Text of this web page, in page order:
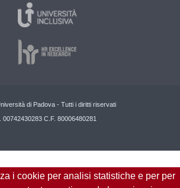
di Padova - Tutti i diritti riservati
00742430283 C.F. 80006480281
i cookie per analisi statistiche e per per